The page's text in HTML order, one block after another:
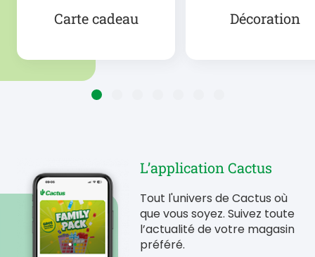
Carte cadeau Décoration
L’application Cactus
Tout l'univers de Cactus où
que vous soyez. Suivez toute
l’actualité de votre magasin
préféré.